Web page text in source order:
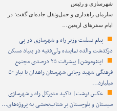
شهرسازی و رئیس
سازمان راهداری و حمل‌ونقل جاده‌ای گفت: در
ایام سفرهای اربعین…
پیام تسلیت وزیر راه و شهرسازی در پی
درگذشت والده نماینده ولی‌فقیه در بنیاد مسکن
اینفوموشن| پیشرفت ۲۵ درصدی مجتمع
فرهنگی شهید رجایی شهرستان زاهدان با نیاز ۵۰
میلیارد…
عکس نوشت| تاکید مدیرکل راه و شهرسازی
سیستان و بلوچستان بر شتاب‌بخشی به پروژه‌های…